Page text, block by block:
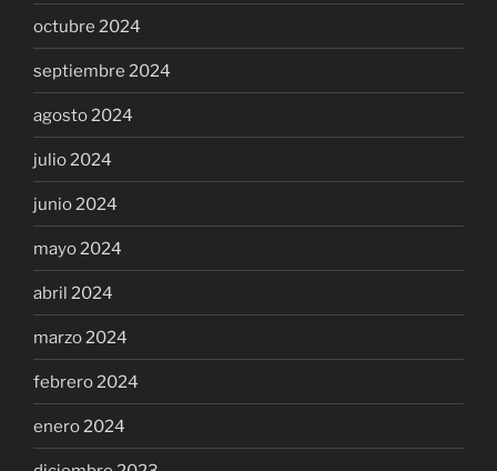
octubre 2024
septiembre 2024
agosto 2024
julio 2024
junio 2024
mayo 2024
abril 2024
marzo 2024
febrero 2024
enero 2024